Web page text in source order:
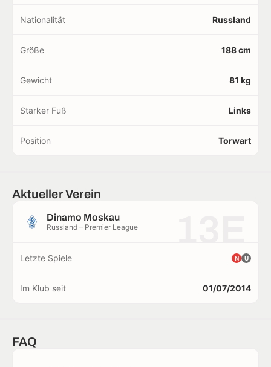
Nationalität Russland
Größe 188 cm
Gewicht 81 kg
Starker Fuß Links
Position Torwart
Aktueller Verein
Dinamo Moskau
Russland – Premier League
Letzte Spiele N U
Im Klub seit 01/07/2014
FAQ